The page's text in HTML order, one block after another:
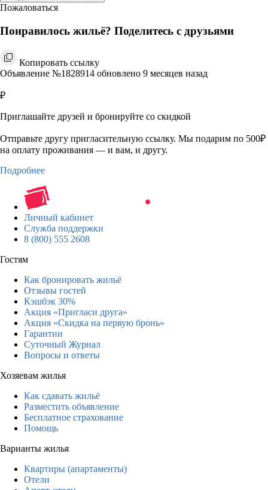
Пожаловаться
Понравилось жильё? Поделитесь с друзьями
Копировать ссылку
Объявление №1828914 обновлено 9 месяцев назад
₽
Приглашайте друзей и бронируйте со скидкой
Отправьте другу пригласительную ссылку. Мы подарим по 500₽
на оплату проживания — и вам, и другу.
Подробнее
Личный кабинет
Служба поддержки
8 (800) 555 2608
Гостям
Как бронировать жильё
Отзывы гостей
Кэшбэк 30%
Акция «Пригласи друга»
Акция «Скидка на первую бронь»
Гарантии
Суточный Журнал
Вопросы и ответы
Хозяевам жилья
Как сдавать жильё
Разместить объявление
Бесплатное страхование
Помощь
Варианты жилья
Квартиры (апартаменты)
Отели